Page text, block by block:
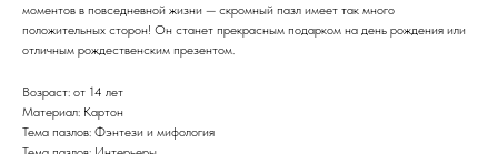
моментов в повседневной жизни — скромный пазл имеет так много
положительных сторон! Он станет прекрасным подарком на день рождения или
отличным рождественским презентом.
Возраст: от 14 лет
Материал: Картон
Тема пазлов: Фэнтези и мифология